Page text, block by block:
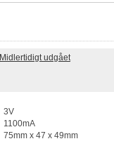
Midlertidigt udgået
3V
1100mA
75mm x 47 x 49mm